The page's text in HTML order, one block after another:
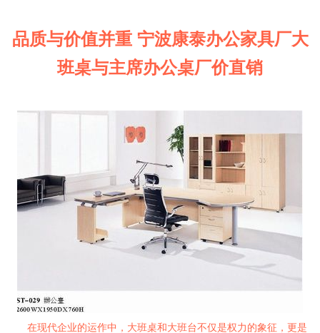
品质与价值并重 宁波康泰办公家具厂大
班桌与主席办公桌厂价直销
在现代企业的运作中，大班桌和大班台不仅是权力的象征，更是